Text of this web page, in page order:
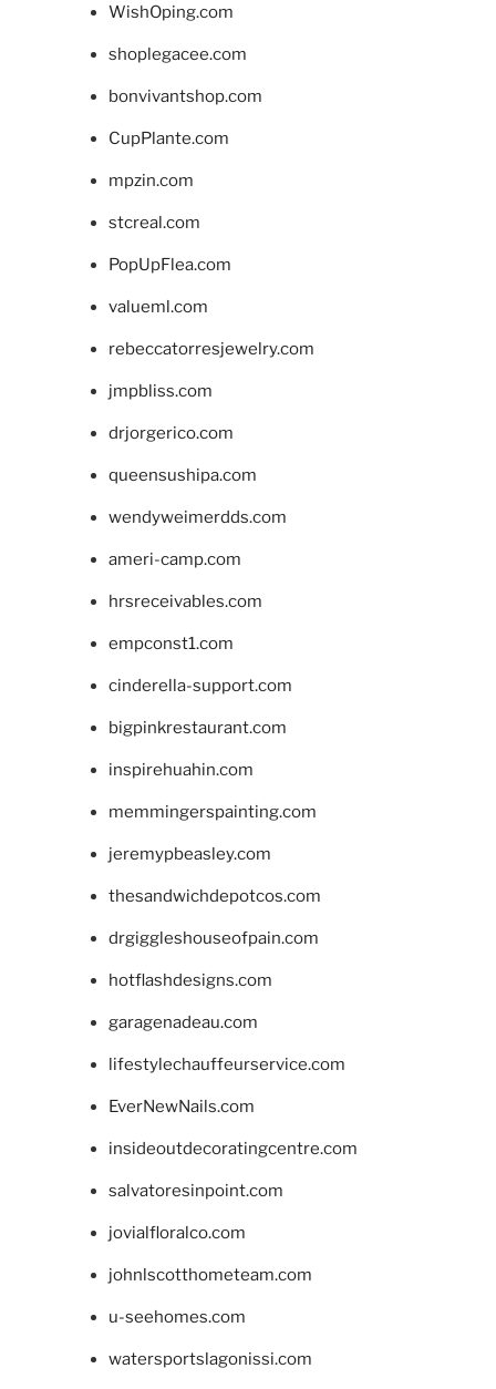
WishOping.com
shoplegacee.com
bonvivantshop.com
CupPlante.com
mpzin.com
stcreal.com
PopUpFlea.com
valueml.com
rebeccatorresjewelry.com
jmpbliss.com
drjorgerico.com
queensushipa.com
wendyweimerdds.com
ameri-camp.com
hrsreceivables.com
empconst1.com
cinderella-support.com
bigpinkrestaurant.com
inspirehuahin.com
memmingerspainting.com
jeremypbeasley.com
thesandwichdepotcos.com
drgiggleshouseofpain.com
hotflashdesigns.com
garagenadeau.com
lifestylechauffeurservice.com
EverNewNails.com
insideoutdecoratingcentre.com
salvatoresinpoint.com
jovialfloralco.com
johnlscotthometeam.com
u-seehomes.com
watersportslagonissi.com